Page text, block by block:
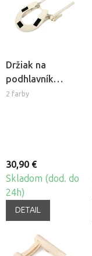
Držiak na
podhlavník
Fabulo k
2 farby
30,90 €
Skladom (dod. do
24h)
DETAIL